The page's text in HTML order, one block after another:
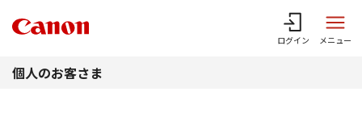
ログイン メニュー
個人のお客さま